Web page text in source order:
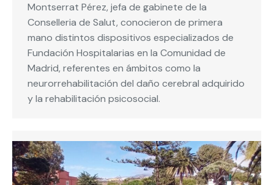
Montserrat Pérez, jefa de gabinete de la
Conselleria de Salut, conocieron de primera
mano distintos dispositivos especializados de
Fundación Hospitalarias en la Comunidad de
Madrid, referentes en ámbitos como la
neurorrehabilitación del daño cerebral adquirido
y la rehabilitación psicosocial.